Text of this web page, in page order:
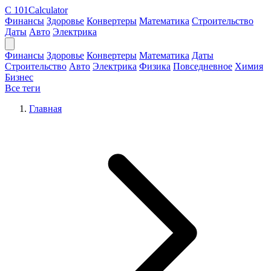
C 101Calculator
Финансы Здоровье Конвертеры Математика Строительство
Даты Авто Электрика
Финансы Здоровье Конвертеры Математика Даты
Строительство Авто Электрика Физика Повседневное Химия
Бизнес
Все теги
Главная